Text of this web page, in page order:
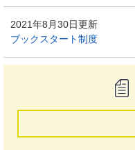
2021年8月30日更新
ブックスタート制度